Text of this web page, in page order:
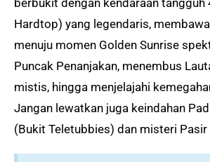
berbukit dengan kendaraan tangguh
Hardtop) yang legendaris,
menuju momen Golden Sunrise
Puncak Penanjakan, menembus
mistis, hingga menjelajahi
Jangan lewatkan juga keindahan
(Bukit Teletubbies) dan misteri Pasir